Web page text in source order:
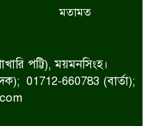
মতামত
পট্টি), ময়মনসিংহ।
01712-660783 (বার্তা);